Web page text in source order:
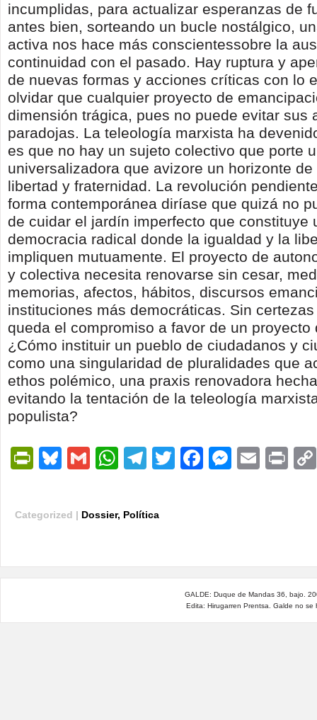
incumplidas, para actualizar esperanzas de
antes bien, sorteando un bucle nostálgico,
activa nos hace más conscientessobre la
continuidad con el pasado. Hay ruptura y
de nuevas formas y acciones críticas con lo
olvidar que cualquier proyecto de
dimensión trágica, pues no puede evitar sus
paradojas. La teleología marxista ha
es que no hay un sujeto colectivo que porte
universalizadora que avizore un horizonte
libertad y fraternidad. La revolución
forma contemporánea diríase que quizá no
de cuidar el jardín imperfecto que constituye
democracia radical donde la igualdad y la
impliquen mutuamente. El proyecto de
y colectiva necesita renovarse sin cesar,
memorias, afectos, hábitos, discursos
instituciones más democráticas. Sin
queda el compromiso a favor de un proyecto
¿Cómo instituir un pueblo de ciudadanos y
como una singularidad de pluralidades que
ethos polémico, una praxis renovadora
evitando la tentación de la teleología
populista?
PrintFriendly
Bluesky
GmailWhatsApp
Telegram
TwitterFacebook
Email
Categorized | Dossier, Política
GALDE: Duque de Mandas 36, bajo.
Edita: Hirugarren Prentsa. Galde no